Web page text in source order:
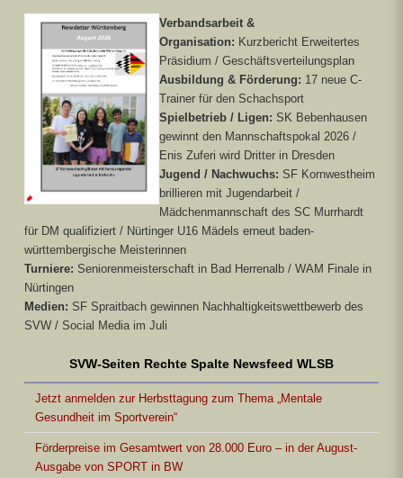
Verbandsarbeit &
Organisation: Kurzbericht Erweitertes
Präsidium / Geschäftsverteilungsplan
Ausbildung & Förderung: 17 neue C-
Trainer für den Schachsport
Spielbetrieb / Ligen: SK Bebenhausen
gewinnt den Mannschaftspokal 2026 /
Enis Zuferi wird Dritter in Dresden
Jugend / Nachwuchs: SF Kornwestheim
brillieren mit Jugendarbeit /
Mädchenmannschaft des SC Murrhardt
für DM qualifiziert / Nürtinger U16 Mädels erneut baden-
württembergische Meisterinnen
Turniere: Seniorenmeisterschaft in Bad Herrenalb / WAM Finale in
Nürtingen
Medien: SF Spraitbach gewinnen Nachhaltigkeitswettbewerb des
SVW / Social Media im Juli
SVW-Seiten Rechte Spalte Newsfeed WLSB
Jetzt anmelden zur Herbsttagung zum Thema „Mentale
Gesundheit im Sportverein“
Förderpreise im Gesamtwert von 28.000 Euro – in der August-
Ausgabe von SPORT in BW